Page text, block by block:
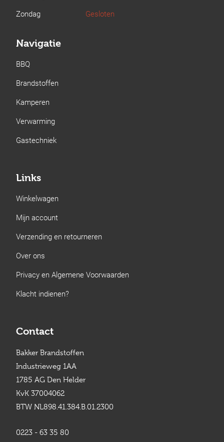
Zondag
Gesloten
Navigatie
BBQ
Brandstoffen
Kamperen
Verwarming
Gastechniek
Links
Winkelwagen
Mijn account
Verzending en retourneren
Over ons
Privacy en Algemene Voorwaarden
Klacht indienen?
Contact
Bakker Brandstoffen
Industrieweg 1AA
1785 AG Den Helder
KvK 37004062
BTW NL898.41.384.B.01.2300
0223 - 63 35 80